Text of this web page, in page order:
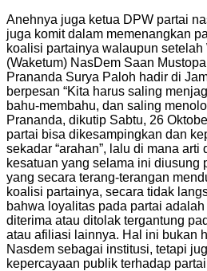
Anehnya juga ketua DPW partai
juga komit dalam memenangkan
koalisi partainya walaupun setelah
(Waketum) NasDem Saan
Prananda Surya Paloh hadir di
berpesan “Kita harus saling
bahu-membahu, dan saling
Prananda, dikutip Sabtu, 26
partai bisa dikesampingkan dan
sekadar “arahan”, lalu di mana arti
kesatuan yang selama ini diusung
yang secara terang-terangan
koalisi partainya, secara tidak
bahwa loyalitas pada partai
diterima atau ditolak tergantung
atau afiliasi lainnya. Hal ini bukan
Nasdem sebagai institusi, tetapi
kepercayaan publik terhadap